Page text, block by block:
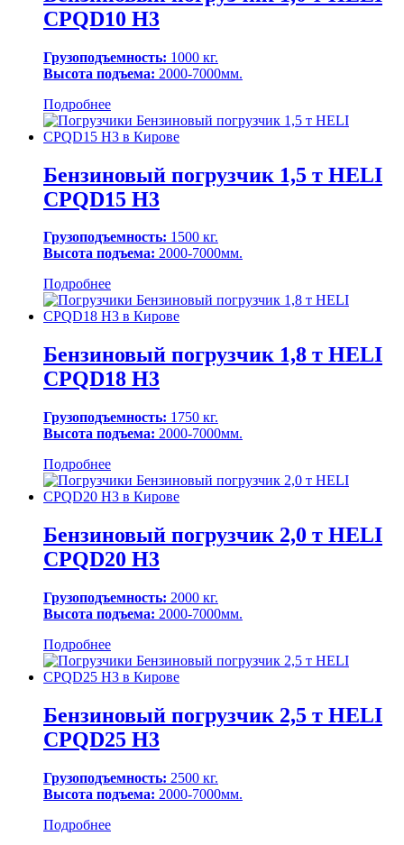
CPQD10 H3
Грузоподъемность: 1000 кг.
Высота подъема: 2000-7000мм.
Подробнее
Бензиновый погрузчик 1,5 т HELI
CPQD15 H3
Грузоподъемность: 1500 кг.
Высота подъема: 2000-7000мм.
Подробнее
Бензиновый погрузчик 1,8 т HELI
CPQD18 H3
Грузоподъемность: 1750 кг.
Высота подъема: 2000-7000мм.
Подробнее
Бензиновый погрузчик 2,0 т HELI
CPQD20 H3
Грузоподъемность: 2000 кг.
Высота подъема: 2000-7000мм.
Подробнее
Бензиновый погрузчик 2,5 т HELI
CPQD25 H3
Грузоподъемность: 2500 кг.
Высота подъема: 2000-7000мм.
Подробнее